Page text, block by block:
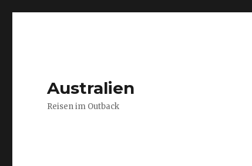
Australien
Reisen im Outback